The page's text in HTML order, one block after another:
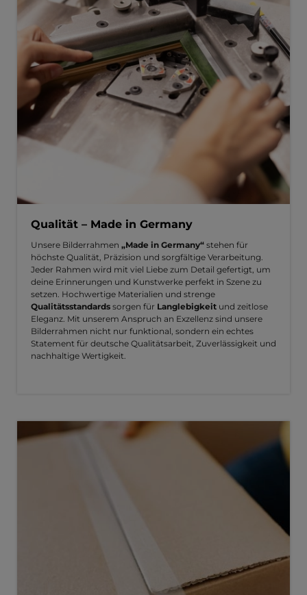
Qualität – Made in Germany
Unsere Bilderrahmen „Made in Germany“ stehen für
höchste Qualität, Präzision und sorgfältige Verarbeitung.
Jeder Rahmen wird mit viel Liebe zum Detail gefertigt, um
deine Erinnerungen und Kunstwerke perfekt in Szene zu
setzen. Hochwertige Materialien und strenge
Qualitätsstandards sorgen für Langlebigkeit und zeitlose
Eleganz. Mit unserem Anspruch an Exzellenz sind unsere
Bilderrahmen nicht nur funktional, sondern ein echtes
Statement für deutsche Qualitätsarbeit, Zuverlässigkeit und
nachhaltige Wertigkeit.